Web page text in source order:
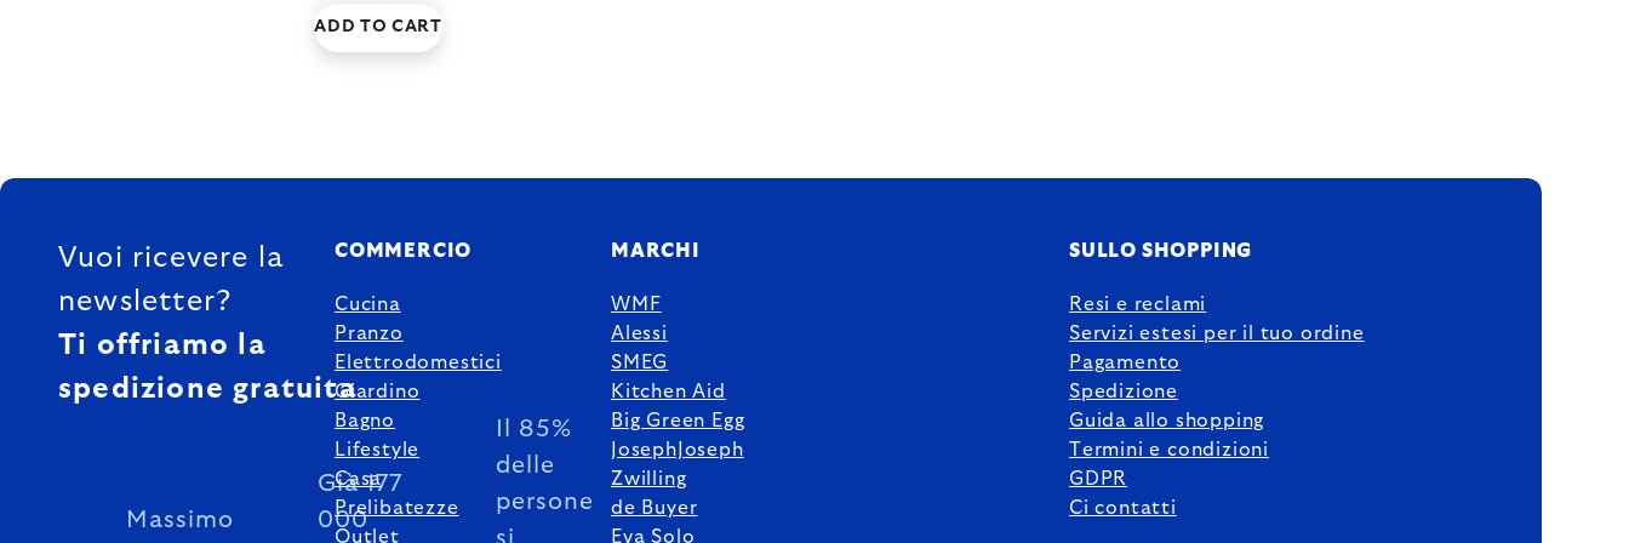
ADD TO CART
FOOTER
Vuoi ricevere la
newsletter?
Ti offriamo la
spedizione gratuita
Massimo
Già 177
000
Il 85%
delle
persone
si
COMMERCIO
Cucina
Pranzo
Elettrodomestici
Giardino
Bagno
Lifestyle
Casa
Prelibatezze
Outlet
MARCHI
WMF
Alessi
SMEG
Kitchen Aid
Big Green Egg
JosephJoseph
Zwilling
de Buyer
Eva Solo
SULLO SHOPPING
Resi e reclami
Servizi estesi per il tuo ordine
Pagamento
Spedizione
Guida allo shopping
Termini e condizioni
GDPR
Ci contatti